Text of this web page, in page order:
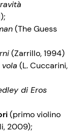
(The Guess
(Zarrillo, 1994)
(L. Cuccarini,
di Eros
(primo violino
2009);